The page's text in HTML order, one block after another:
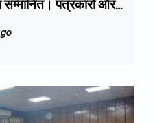
पत्रकारों और
रक्तदान